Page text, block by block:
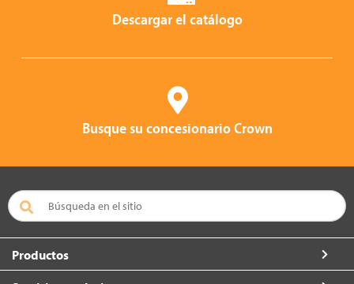
Descargar el catálogo
Busque su concesionario Crown
Productos